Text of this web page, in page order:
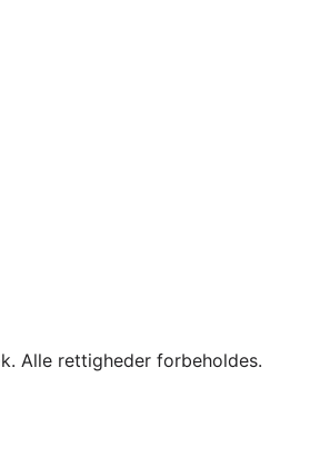
Alle rettigheder forbeholdes.